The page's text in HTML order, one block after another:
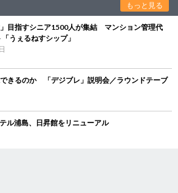
もっと見る
」目指すシニア1500人が集結 マンション管理代
うぇるねすシップ」
きるのか 「デジブレ」説明会／ラウンドテーブ
ル浦島、日昇館をリニューアル